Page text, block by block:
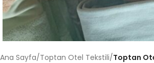
Ana Sayfa Toptan Otel Tekstili Toptan